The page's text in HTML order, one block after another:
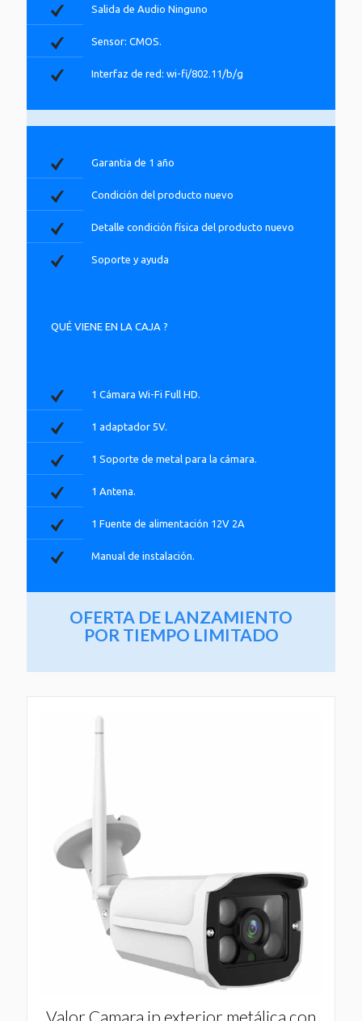
Salida de Audio Ninguno
Sensor: CMOS.
Interfaz de red: wi-fi/802.11/b/g
Garantia de 1 año
Condición del producto nuevo
Detalle condición física del producto nuevo
Soporte y ayuda
QUÉ VIENE EN LA CAJA ?
1 Cámara Wi-Fi Full HD.
1 adaptador 5V.
1 Soporte de metal para la cámara.
1 Antena.
1 Fuente de alimentación 12V 2A
Manual de instalación.
OFERTA DE LANZAMIENTO
POR TIEMPO LIMITADO
Valor Camara ip exterior metálica con